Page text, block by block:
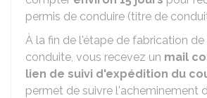
permis de conduire (titre de
À la fin de l'étape de fabrication
conduite, vous recevez un mail
lien de suivi d'expédition du
permet de suivre l'acheminement